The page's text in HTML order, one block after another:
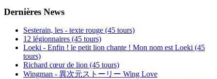
Dernières News
Sesterain, les - texte rouge (45 tours)
12 légionnaires (45 tours)
Loeki - Enfin ! le petit lion chante ! Mon nom est Loeki (45
tours)
Richard cœur de lion (45 tours)
Wingman - 異次元ストーリー Wing Love